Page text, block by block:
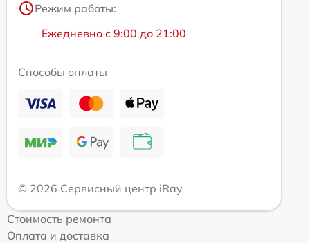
Режим работы:
Ежедневно с 9:00 до 21:00
Способы оплаты
© 2026 Сервисный центр iRay
Стоимость ремонта
Оплата и доставка